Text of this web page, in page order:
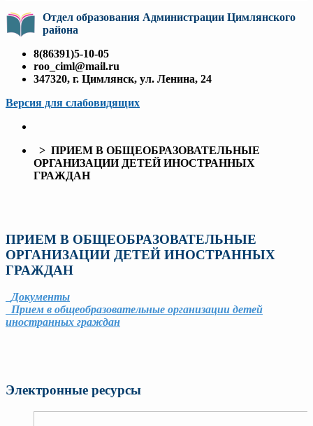
Отдел образования Администрации Цимлянского
района
8(86391)5-10-05
roo_ciml@mail.ru
347320, г. Цимлянск, ул. Ленина, 24
Версия для слабовидящих
> ПРИЕМ В ОБЩЕОБРАЗОВАТЕЛЬНЫЕ
ОРГАНИЗАЦИИ ДЕТЕЙ ИНОСТРАННЫХ
ГРАЖДАН
ПРИЕМ В ОБЩЕОБРАЗОВАТЕЛЬНЫЕ
ОРГАНИЗАЦИИ ДЕТЕЙ ИНОСТРАННЫХ
ГРАЖДАН
Документы
Прием в общеобразовательные организации детей
иностранных граждан
Электронные ресурсы